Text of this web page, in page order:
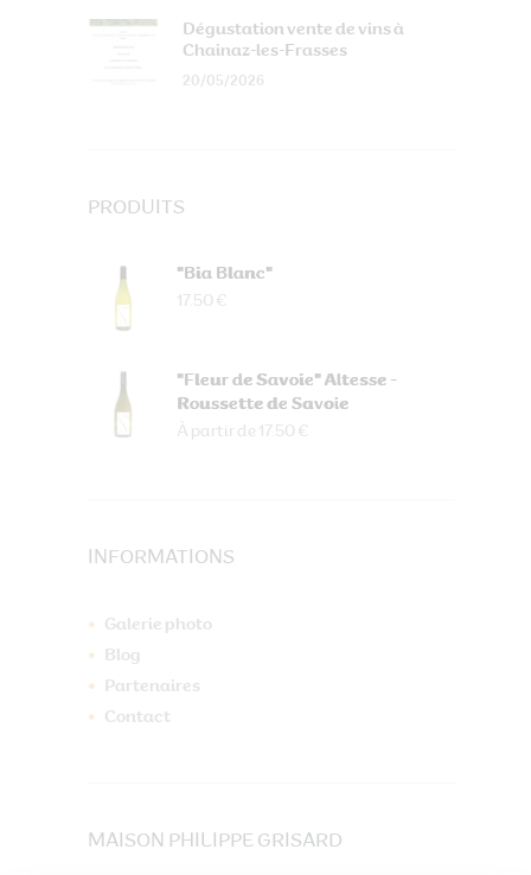
Dégustation vente de vins à
Chainaz-les-Frasses
20/05/2026
PRODUITS
"Bia Blanc"
17.50 €
"Fleur de Savoie" Altesse -
Roussette de Savoie
À partir de 17.50 €
INFORMATIONS
Galerie photo
Blog
Partenaires
Contact
MAISON PHILIPPE GRISARD